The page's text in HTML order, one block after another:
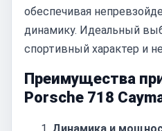
обеспечивая
динамику. Идеальный
спортивный характер и
Преимущества
Porsche 718